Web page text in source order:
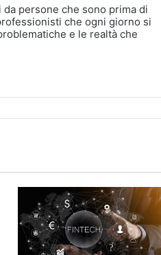
persone che sono prima di
che ogni giorno si
e le realtà che